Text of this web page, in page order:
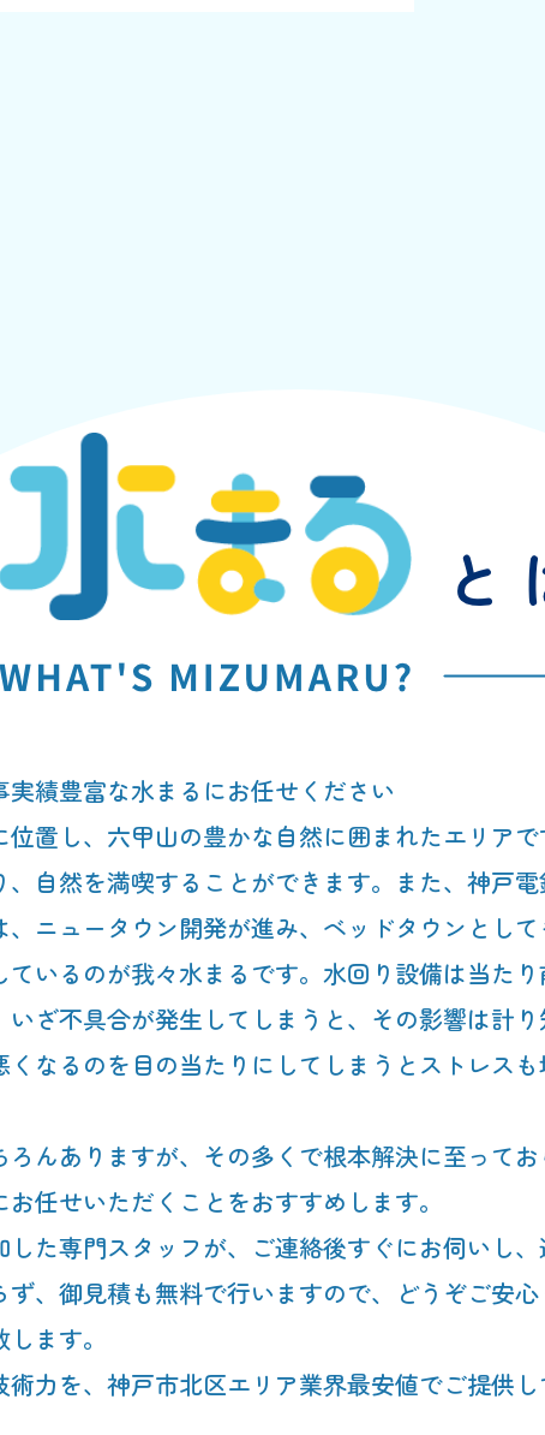
績豊富な水まるにお任せください
置し、六甲山の豊かな自然に囲まれたエリア
自然を満喫することができます。また、神戸
ニュータウン開発が進み、ベッドタウンとし
いるのが我々水まるです。水回り設備は当た
ざ不具合が発生してしまうと、その影響は計
なるのを目の当たりにしてしまうとストレス
んありますが、その多くで根本解決に至って
任せいただくことをおすすめします。
た専門スタッフが、ご連絡後すぐにお伺いし
、御見積も無料で行いますので、どうぞご安
ます。
力を、神戸市北区エリア業界最安値でご提供